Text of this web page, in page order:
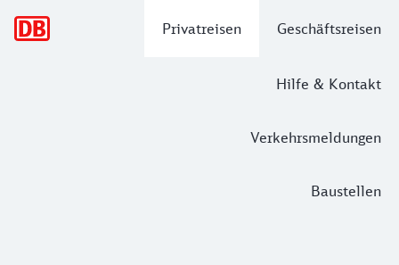
Privatreisen Geschäftsreisen
Hilfe & Kontakt
Verkehrsmeldungen
Baustellen